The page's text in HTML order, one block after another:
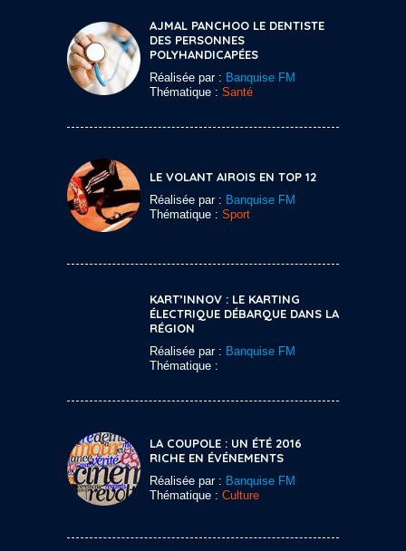
AJMAL PANCHOO LE DENTISTE
DES PERSONNES
POLYHANDICAPÉES
Réalisée par : Banquise FM
Thématique : Santé
LE VOLANT AIROIS EN TOP 12
Réalisée par : Banquise FM
Thématique : Sport
KART’INNOV : LE KARTING
ÉLECTRIQUE DÉBARQUE DANS LA
RÉGION
Réalisée par : Banquise FM
Thématique :
LA COUPOLE : UN ÉTÉ 2016
RICHE EN ÉVÉNEMENTS
Réalisée par : Banquise FM
Thématique : Culture